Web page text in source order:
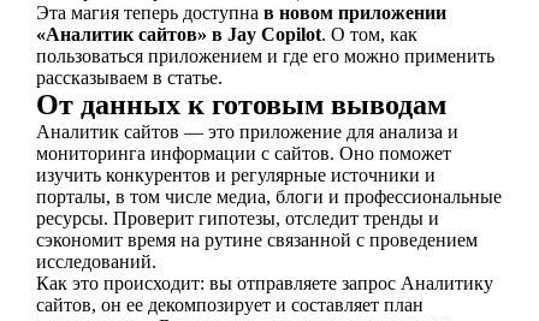
Эта магия теперь доступна в новом приложении
«Аналитик сайтов» в Jay Copilot. О том, как
пользоваться приложением и где его можно применить
рассказываем в статье.
От данных к готовым выводам
Аналитик сайтов — это приложение для анализа и
мониторинга информации с cайтов. Оно поможет
изучить конкурентов и регулярные источники и
порталы, в том числе медиа, блоги и профессиональные
ресурсы. Проверит гипотезы, отследит тренды и
сэкономит время на рутине связанной с проведением
исследований.
Как это происходит: вы отправляете запрос Аналитику
сайтов, он ее декомпозирует и составляет план